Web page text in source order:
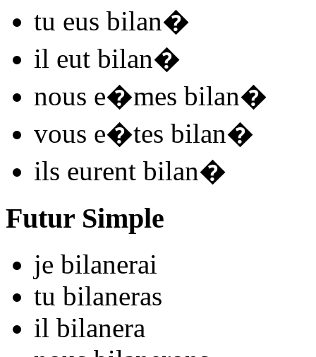
tu eus bilan�
il eut bilan�
nous e�mes bilan�
vous e�tes bilan�
ils eurent bilan�
Futur Simple
je bilanerai
tu bilaneras
il bilanera